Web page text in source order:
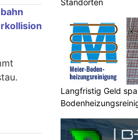
Langfristig Geld